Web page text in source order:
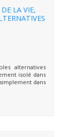
DE LA VIE,
alternatives
isolé dans
dans